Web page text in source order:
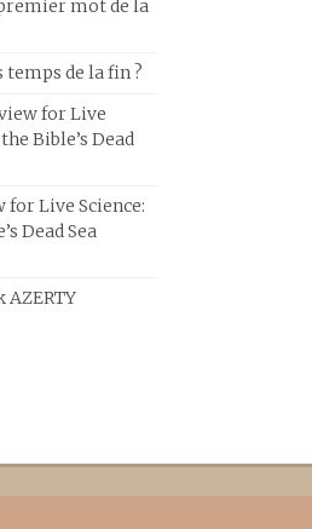
mot de la
de la fin ?
for Live
Bible’s Dead
Live Science:
Dead Sea
AZERTY